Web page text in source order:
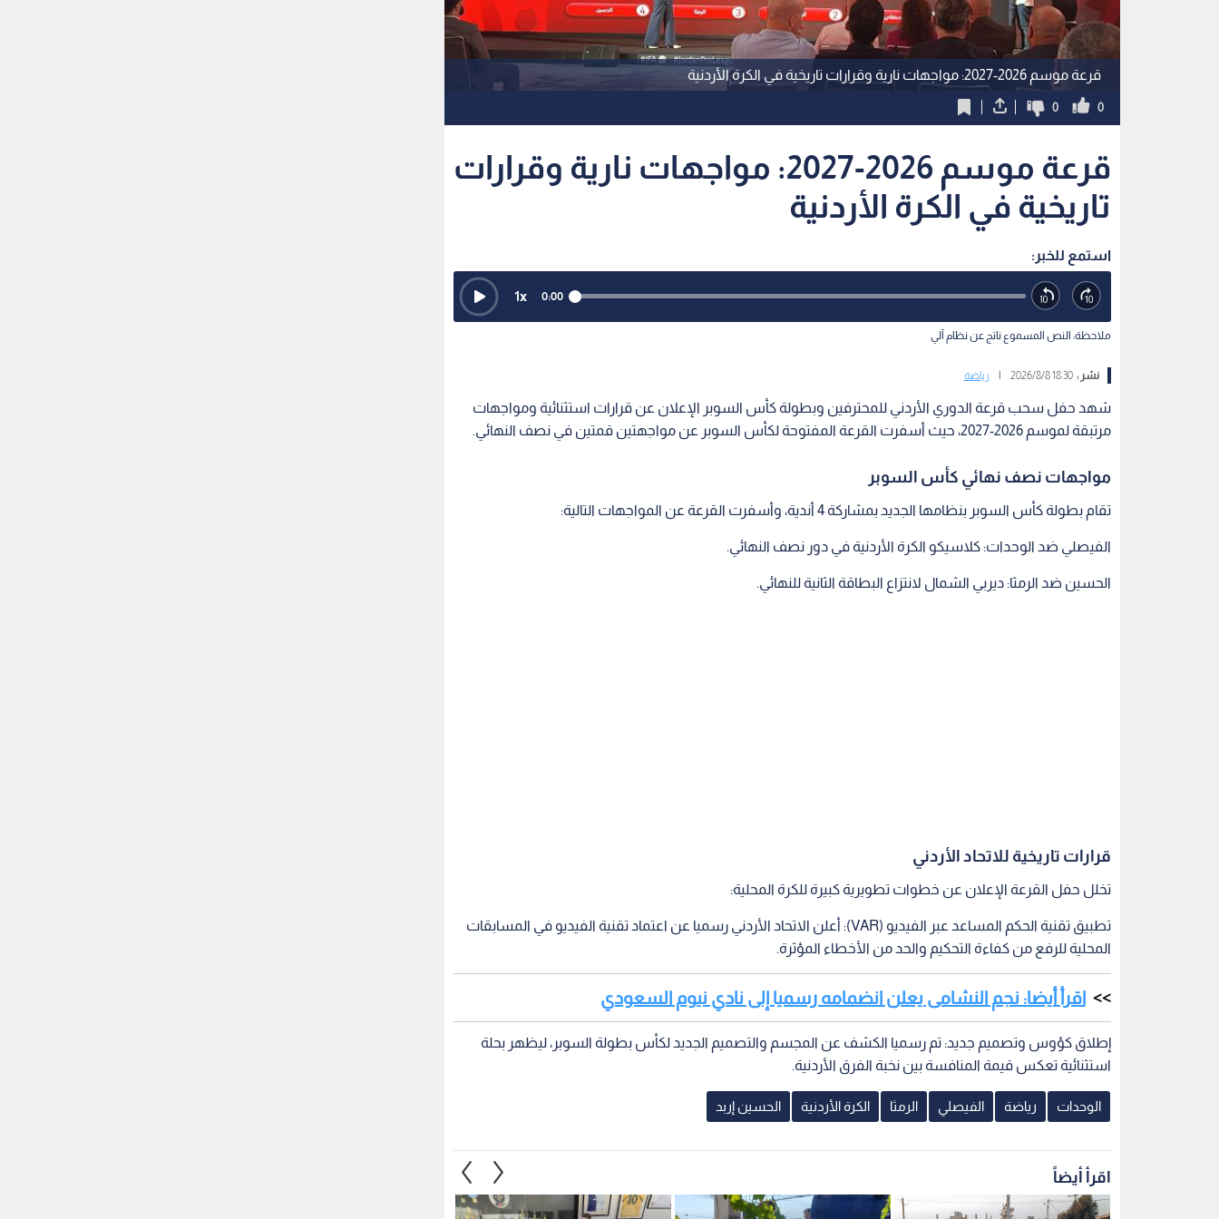
قرعة موسم 2026-2027: مواجهات نارية وقرارات تاريخية في الكرة الأردنية
0
0
قرعة موسم 2026-2027: مواجهات نارية وقرارات
تاريخية في الكرة الأردنية
استمع للخبر:
0:00
1x
ملاحظة: النص المسموع ناتج عن نظام آلي
نشر :18:30 2026/8/8 رياضة
شهد حفل سحب قرعة الدوري الأردني للمحترفين وبطولة كأس السوبر الإعلان عن قرارات استثنائية ومواجهات
مرتبقة لموسم 2026-2027، حيث أسفرت القرعة المفتوحة لكأس السوبر عن مواجهتين قمتين في نصف النهائي.
مواجهات نصف نهائي كأس السوبر
تقام بطولة كأس السوبر بنظامها الجديد بمشاركة 4 أندية، وأسفرت القرعة عن المواجهات التالية:
الفيصلي ضد الوحدات: كلاسيكو الكرة الأردنية في دور نصف النهائي.
الحسين ضد الرمثا: ديربي الشمال لانتزاع البطاقة الثانية للنهائي.
قرارات تاريخية للاتحاد الأردني
تخلل حفل القرعة الإعلان عن خطوات تطويرية كبيرة للكرة المحلية:
تطبيق تقنية الحكم المساعد عبر الفيديو (VAR): أعلن الاتحاد الأردني رسميا عن اعتماد تقنية الفيديو في المسابقات
المحلية للرفع من كفاءة التحكيم والحد من الأخطاء المؤثرة.
اقرأ أيضا: نجم النشامى يعلن انضمامه رسميا إلى نادي نيوم السعودي
إطلاق كؤوس وتصميم جديد: تم رسميا الكشف عن المجسم والتصميم الجديد لكأس بطولة السوبر، ليظهر بحلة
استثنائية تعكس قيمة المنافسة بين نخبة الفرق الأردنية.
الوحدات رياضة الفيصلي الرمثا الكرة الأردنية الحسين إربد
اقرأ أيضاً